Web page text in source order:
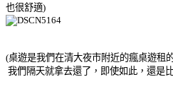
也很舒適)
(桌遊是我們在清大夜市附近的瘋桌遊租
我們隔天就拿去還了，即使如此，還是